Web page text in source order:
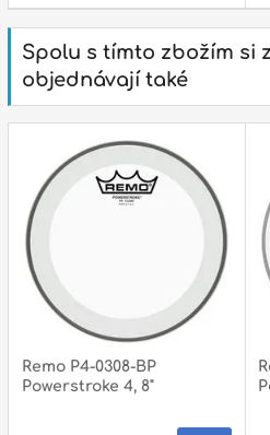
Spolu s tímto zbožím si
objednávají také
Remo P4-0308-BP
Powerstroke 4, 8"